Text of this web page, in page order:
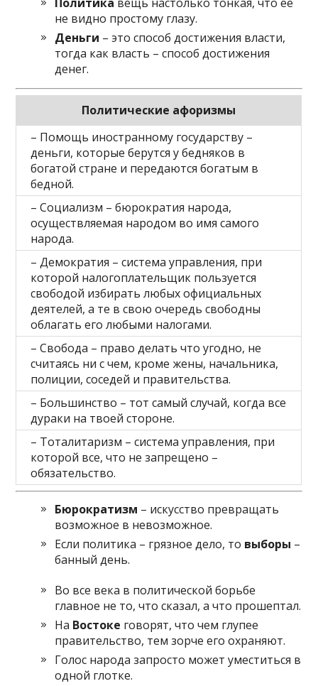
не видно простому глазу.
Деньги – это способ достижения власти,
тогда как власть – способ достижения
денег.
Политические афоризмы
– Помощь иностранному государству –
деньги, которые берутся у бедняков в
богатой стране и передаются богатым в
бедной.
– Социализм – бюрократия народа,
осуществляемая народом во имя самого
народа.
– Демократия – система управления, при
которой налогоплательщик пользуется
свободой избирать любых официальных
деятелей, а те в свою очередь свободны
облагать его любыми налогами.
– Свобода – право делать что угодно, не
считаясь ни с чем, кроме жены, начальника,
полиции, соседей и правительства.
– Большинство – тот самый случай, когда все
дураки на твоей стороне.
– Тоталитаризм – система управления, при
которой все, что не запрещено –
обязательство.
Бюрократизм – искусство превращать
возможное в невозможное.
Если политика – грязное дело, то выборы –
банный день.
Во все века в политической борьбе
главное не то, что сказал, а что прошептал.
На Востоке говорят, что чем глупее
правительство, тем зорче его охраняют.
Голос народа запросто может уместиться в
одной глотке.